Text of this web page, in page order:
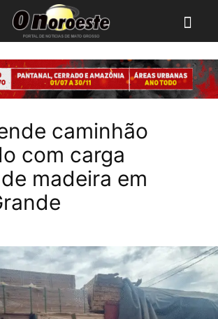
caminhão
com carga
madeira em